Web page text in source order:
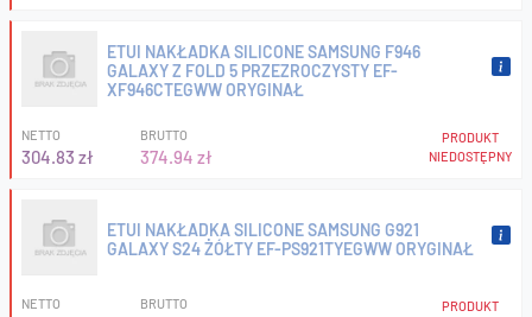
ETUI NAKŁADKA SILICONE SAMSUNG F946
GALAXY Z FOLD 5 PRZEZROCZYSTY EF-
XF946CTEGWW ORYGINAŁ
NETTO
304.83 zł
BRUTTO
374.94 zł
PRODUKT
NIEDOSTĘPNY
ETUI NAKŁADKA SILICONE SAMSUNG G921
GALAXY S24 ŻÓŁTY EF-PS921TYEGWW ORYGINAŁ
NETTO BRUTTO PRODUKT